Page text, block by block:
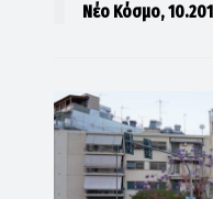
Νέο Κόσμο,